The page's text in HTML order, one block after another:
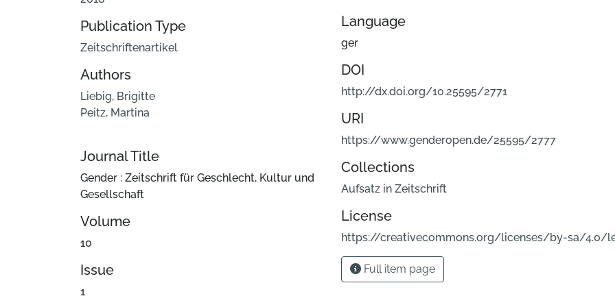
Publication Type
Zeitschriftenartikel
Authors
Liebig, Brigitte
Peitz, Martina
Journal Title
Gender : Zeitschrift für Geschlecht, Kultur und
Gesellschaft
Volume
10
Issue
1
Language
ger
DOI
http://dx.doi.org/10.25595/2771
URI
https://www.genderopen.de/25595/2777
Collections
Aufsatz in Zeitschrift
License
https://creativecommons.org/licenses/by-sa/4.0/
Full item page